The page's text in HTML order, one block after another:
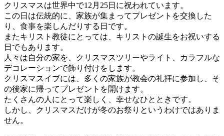
クリスマスは世界中で12月25日に祝われています。
この日は伝統的に、家族が集まってプレゼントを交換した
り、食事を楽しんだりする日です。
またキリスト教徒にとっては、キリストの誕生をお祝いする
日でもあります。
人々は自分の家を、クリスマスツリーやライト、カラフルな
デコレーションで飾り付けをします。
クリスマスイブには、多くの家族が教会の礼拝に参加し、そ
の後家に帰ってプレゼントを開けます。
たくさんの人にとって楽しく、幸せなひとときです。
しかし、クリスマスだけが冬のお祭りというわけではありま
せん。